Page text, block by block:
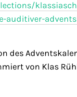
auditiver-
des
von Klas